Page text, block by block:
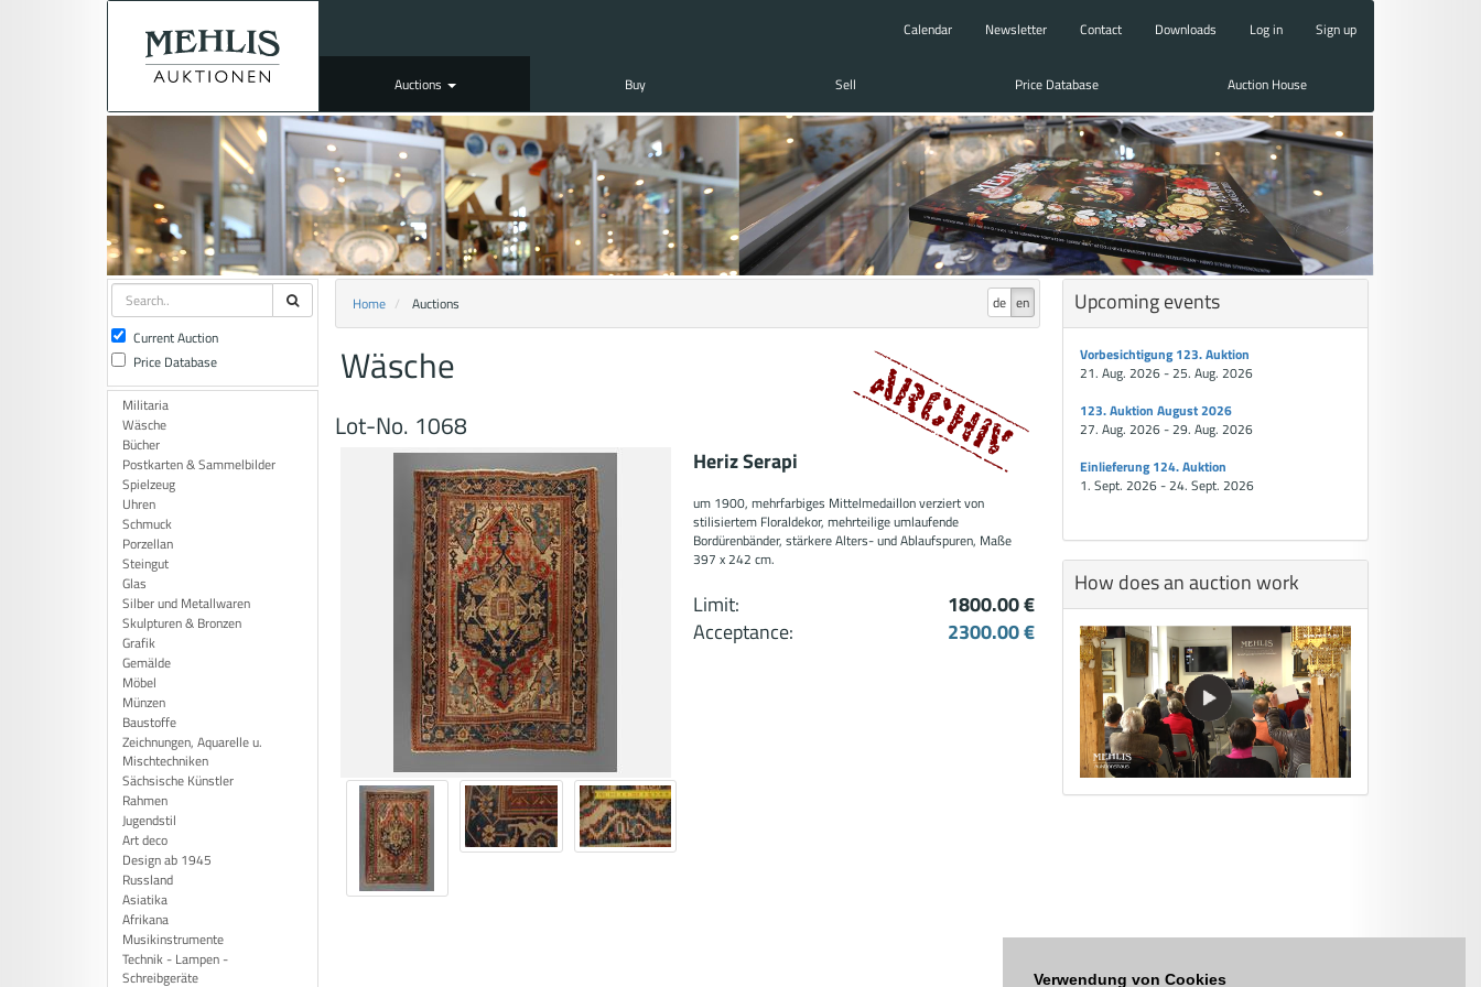
Verwendung von Cookies
Calendar Newsletter Contact Downloads Log in Sign up
Auctions Buy Sell Price Database Auction House
Current Auction
Price Database
Militaria
Wäsche
Bücher
Postkarten & Sammelbilder
Spielzeug
Uhren
Schmuck
Porzellan
Steingut
Glas
Silber und Metallwaren
Skulpturen & Bronzen
Grafik
Gemälde
Möbel
Münzen
Baustoffe
Zeichnungen, Aquarelle u.
Mischtechniken
Sächsische Künstler
Rahmen
Jugendstil
Art deco
Design ab 1945
Russland
Asiatika
Afrikana
Musikinstrumente
Technik - Lampen -
Schreibgeräte
de en
Home Auctions
Wäsche
Lot-No. 1068
Heriz Serapi
um 1900, mehrfarbiges Mittelmedaillon verziert von
stilisiertem Floraldekor, mehrteilige umlaufende
Bordürenbänder, stärkere Alters- und Ablaufspuren, Maße
397 x 242 cm.
Limit:
1800.00 €
Acceptance:
2300.00 €
Upcoming events
Vorbesichtigung 123. Auktion
21. Aug. 2026 - 25. Aug. 2026
123. Auktion August 2026
27. Aug. 2026 - 29. Aug. 2026
Einlieferung 124. Auktion
1. Sept. 2026 - 24. Sept. 2026
How does an auction work